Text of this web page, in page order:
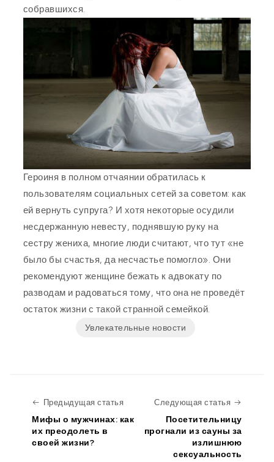
собравшихся.
Героиня в полном отчаянии обратилась к
пользователям социальных сетей за советом: как
ей вернуть супруга? И хотя некоторые осудили
несдержанную невесту, поднявшую руку на
сестру жениха, многие люди считают, что тут «не
было бы счастья, да несчастье помогло». Они
рекомендуют женщине бежать к адвокату по
разводам и радоваться тому, что она не проведёт
остаток жизни с такой странной семейкой.
Увлекательные новости
Предыдущая статьяПредыдущая статья
Мифы о мужчинах: как
их преодолеть в
своей жизни?
Следующая статья
Посетительницу
прогнали из сауны за
излишнюю
сексуальность